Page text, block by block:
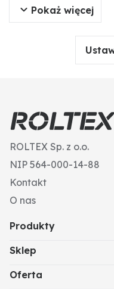
D: 220
E: 480
Pokaż więcej
ROLTEX Sp. z o.o.
NIP 564-000-14-88
Kontakt
O nas
Produkty
Sklep
Oferta